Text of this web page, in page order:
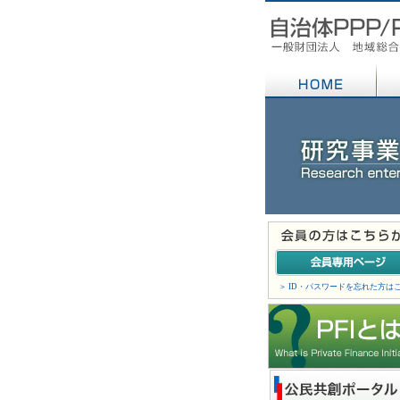
＞ ID・パスワードを忘れた方は